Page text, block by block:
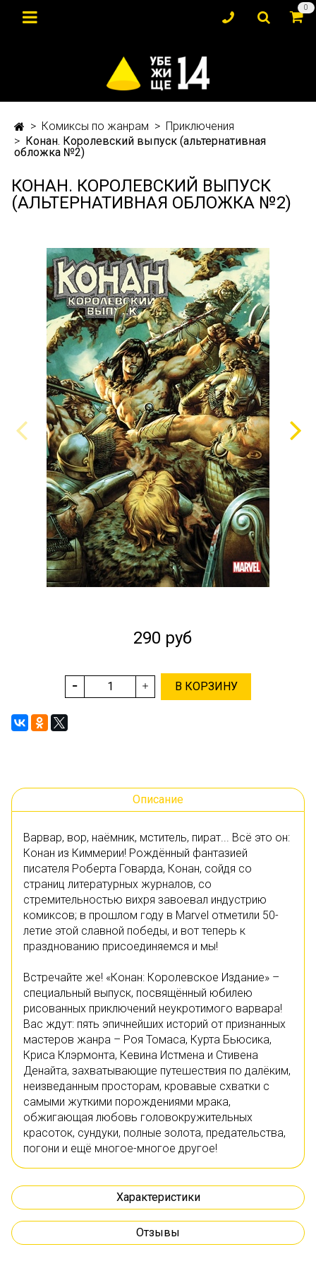
0
Комиксы по жанрам
Приключения
Конан. Королевский выпуск (альтернативная
обложка №2)
КОНАН. КОРОЛЕВСКИЙ ВЫПУСК
(АЛЬТЕРНАТИВНАЯ ОБЛОЖКА №2)
290 руб
В КОРЗИНУ
Описание
Варвар, вор, наёмник, мститель, пират... Всё это он:
Конан из Киммерии! Рождённый фантазией
писателя Роберта Говарда, Конан, сойдя со
страниц литературных журналов, со
стремительностью вихря завоевал индустрию
комиксов; в прошлом году в Marvel отметили 50-
летие этой славной победы, и вот теперь к
празднованию присоединяемся и мы!
Встречайте же! «Конан: Королевское Издание» –
специальный выпуск, посвящённый юбилею
рисованных приключений неукротимого варвара!
Вас ждут: пять эпичнейших историй от признанных
мастеров жанра – Роя Томаса, Курта Бьюсика,
Криса Клэрмонта, Кевина Истмена и Стивена
Денайта, захватывающие путешествия по далёким,
неизведанным просторам, кровавые схватки с
самыми жуткими порождениями мрака,
обжигающая любовь головокружительных
красоток, сундуки, полные золота, предательства,
погони и ещё многое-многое другое!
Характеристики
Отзывы